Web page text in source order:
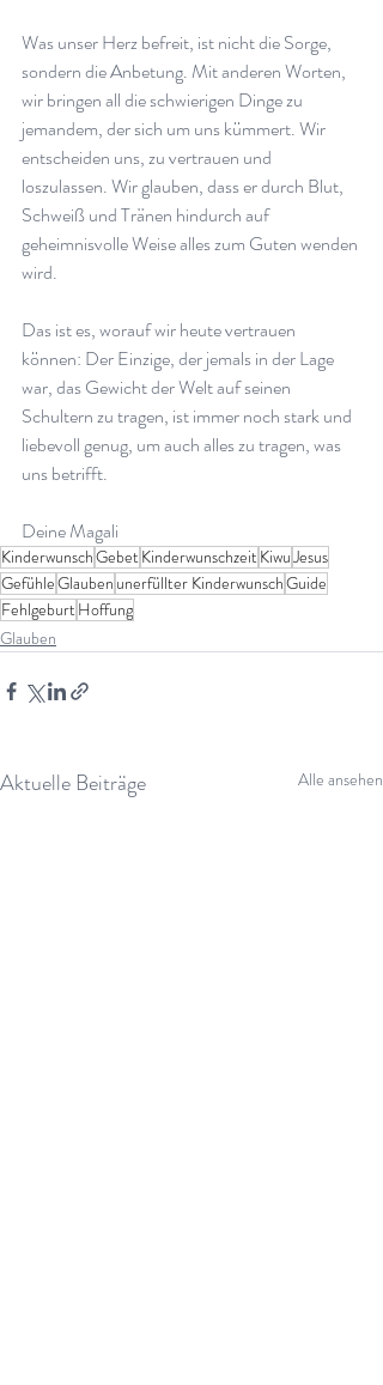
Was unser Herz befreit, ist nicht die Sorge,
sondern die Anbetung. Mit anderen Worten,
wir bringen all die schwierigen Dinge zu
jemandem, der sich um uns kümmert. Wir
entscheiden uns, zu vertrauen und
loszulassen. Wir glauben, dass er durch Blut,
Schweiß und Tränen hindurch auf
geheimnisvolle Weise alles zum Guten wenden
wird.
Das ist es, worauf wir heute vertrauen
können: Der Einzige, der jemals in der Lage
war, das Gewicht der Welt auf seinen
Schultern zu tragen, ist immer noch stark und
liebevoll genug, um auch alles zu tragen, was
uns betrifft.
Deine Magali
KinderwunschGebetKinderwunschzeitKiwuJesus
GefühleGlauben unerfüllter KinderwunschGuide
FehlgeburtHoffung
Glauben
Aktuelle Beiträge Alle ansehen